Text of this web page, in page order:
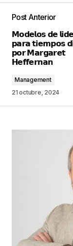
publicada.
marcados
Your Name*
Guarda
este
comente.
Este sitio
Post Anterior
𝗠𝗼𝗱𝗲𝗹𝗼𝘀 𝗱𝗲
𝗽𝗮𝗿𝗮 𝘁𝗶𝗲𝗺𝗽𝗼𝘀
𝗽𝗼𝗿 𝗠𝗮𝗿𝗴𝗮𝗿𝗲𝘁
𝗛𝗲𝗳𝗳𝗲𝗿𝗻𝗮𝗻
Management
21 octubre, 2024